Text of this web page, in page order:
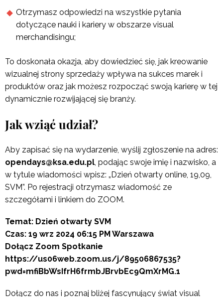
Otrzymasz odpowiedzi na wszystkie pytania
dotyczące nauki i kariery w obszarze visual
merchandisingu;
To doskonała okazja, aby dowiedzieć się, jak kreowanie
wizualnej strony sprzedaży wpływa na sukces marek i
produktów oraz jak możesz rozpocząć swoją karierę w tej
dynamicznie rozwijającej się branży.
Jak wziąć udział?
Aby zapisać się na wydarzenie, wyślij zgłoszenie na adres:
opendays@ksa.edu.pl , podając swoje imię i nazwisko, a
w tytule wiadomości wpisz: „Dzień otwarty online, 19,09,
SVM”. Po rejestracji otrzymasz wiadomość ze
szczegółami i linkiem do ZOOM.
Temat: Dzień otwarty SVM
Czas: 19 wrz 2024 06:15 PM Warszawa
Dołącz Zoom Spotkanie
https://us06web.zoom.us/j/89506867535?
pwd=mfiBbWsIfrH6frmbJBrvbEc9QmXrMG.1
Dołącz do nas i poznaj bliżej fascynujący świat visual